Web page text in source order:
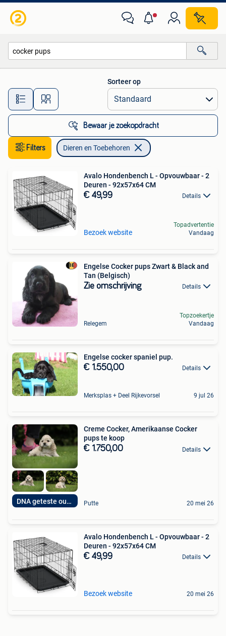
Alle afstanden…
Sorteer op
Bewaar je zoekopdracht
Filters Dieren en Toebehoren
Avalo Hondenbench L - Opvouwbaar - 2
Deuren - 92x57x64 CM
€ 49,99 Details
Bezoek website
Topadvertentie
Vandaag
Engelse Cocker pups Zwart & Black and
Tan (Belgisch)
Zie omschrijving Details
Relegem
Topzoekertje
Vandaag
Engelse cocker spaniel pup.
€ 1.550,00 Details
Merksplas + Deel Rijkevorsel 9 jul 26
DNA geteste ouders
Creme Cocker, Amerikaanse Cocker
pups te koop
€ 1.750,00 Details
Putte 20 mei 26
Avalo Hondenbench L - Opvouwbaar - 2
Deuren - 92x57x64 CM
€ 49,99 Details
Bezoek website 20 mei 26